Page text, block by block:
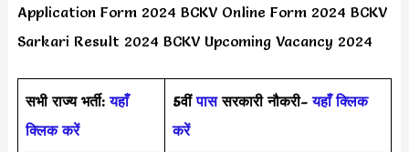
Application Form 2024 BCKV Online Form 2024 BCKV
Sarkari Result 2024 BCKV Upcoming Vacancy 2024
सभी राज्य भर्ती: यहाँ
क्लिक करें
5वींपाससरकारी नौकरी- यहाँ क्लिक
करें